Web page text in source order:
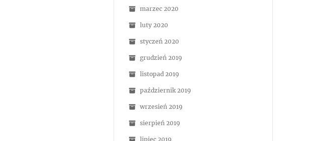
marzec 2020
luty 2020
styczeń 2020
grudzień 2019
listopad 2019
październik 2019
wrzesień 2019
sierpień 2019
lipiec 2019